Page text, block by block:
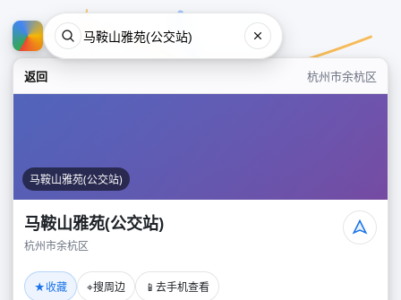
返回 杭州市余杭区
马鞍山雅苑(公交站)
马鞍山雅苑(公交站)
杭州市余杭区
★收藏 ⌖搜周边 📱 去手机查看